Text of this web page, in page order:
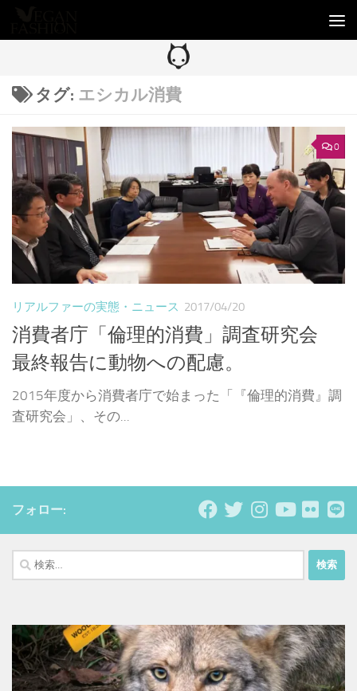
タグ: エシカル消費
0
リアルファーの実態・ニュース 2017/04/20
消費者庁「倫理的消費」調査研究会
最終報告に動物への配慮。
2015年度から消費者庁で始まった「『倫理的消費』調
査研究会」、その...
フォロー:
検
索: